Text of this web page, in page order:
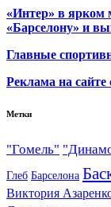
«Интер» в ярком
«Барселону» и
Главные
Реклама на сайте
Метки
"Гомель"
Глеб Барселона
Виктория